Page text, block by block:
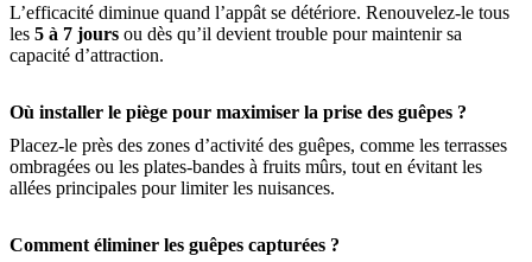
L’efficacité diminue quand l’appât se détériore. Renouvelez-le tous
les 5 à 7 jours ou dès qu’il devient trouble pour maintenir sa
capacité d’attraction.
Où installer le piège pour maximiser la prise des guêpes ?
Placez-le près des zones d’activité des guêpes, comme les terrasses
ombragées ou les plates-bandes à fruits mûrs, tout en évitant les
allées principales pour limiter les nuisances.
Comment éliminer les guêpes capturées ?